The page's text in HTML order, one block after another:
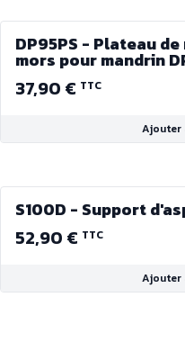
DP95PS - Plateau de
mors pour mandrin
37,90 € TTC
Ajouter
S100D - Support
52,90 € TTC
Ajouter